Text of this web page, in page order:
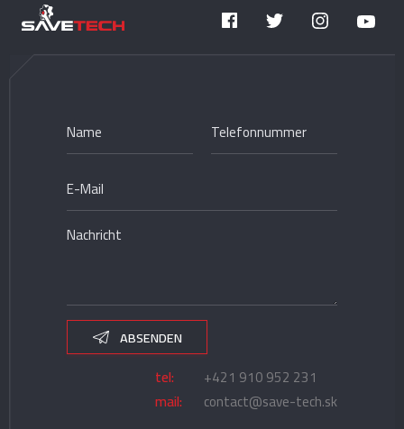
ABSENDEN
tel:
+421 910 952 231
mail:
contact@save-tech.sk